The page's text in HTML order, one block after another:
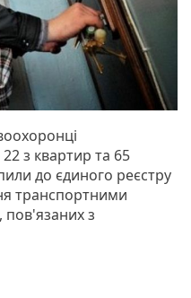
з квартир та 65
до єдиного реєстру
транспортними
пов'язаних з